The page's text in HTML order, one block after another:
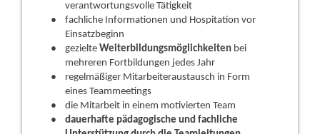
verantwortungsvolle Tätigkeit
fachliche Informationen und Hospitation vor
Einsatzbeginn
gezielte Weiterbildungsmöglichkeiten bei
mehreren Fortbildungen jedes Jahr
regelmäßiger Mitarbeiteraustausch in Form
eines Teammeetings
die Mitarbeit in einem motivierten Team
dauerhafte pädagogische und fachliche